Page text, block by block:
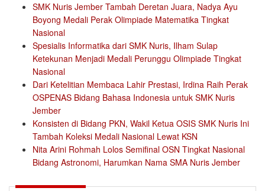
SMK Nuris Jember Tambah Deretan Juara, Nadya Ayu
Boyong Medali Perak Olimpiade Matematika Tingkat
Nasional
Spesialis Informatika dari SMK Nuris, Ilham Sulap
Ketekunan Menjadi Medali Perunggu Olimpiade Tingkat
Nasional
Dari Ketelitian Membaca Lahir Prestasi, Irdina Raih Perak
OSPENAS Bidang Bahasa Indonesia untuk SMK Nuris
Jember
Konsisten di Bidang PKN, Wakil Ketua OSIS SMK Nuris Ini
Tambah Koleksi Medali Nasional Lewat KSN
Nita Arini Rohmah Lolos Semifinal OSN Tingkat Nasional
Bidang Astronomi, Harumkan Nama SMA Nuris Jember